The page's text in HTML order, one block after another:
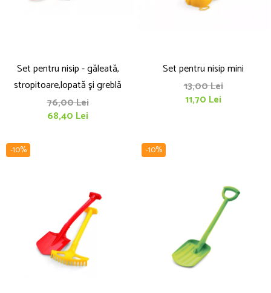
Set pentru nisip - găleată,
stropitoare,lopată şi greblă
76,00 Lei
68,40 Lei
Set pentru nisip mini
13,00 Lei
11,70 Lei
-10% -10%